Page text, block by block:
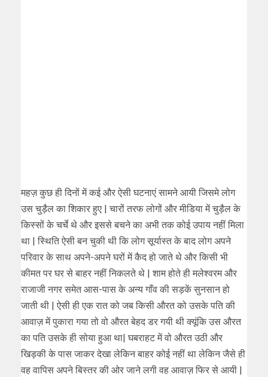
महज़ कुछ ही दिनों में कई और ऐसी घटनाएं सामने आयी जिसमे लोग
उस चुड़ैल का शिकार हुए | चारों तरफ लोगों और मीडिया में चुड़ैल के
किस्सों के चर्चे थे और इससे बचने का अभी तक कोई उपाय नहीं मिला
था | स्थिति ऐसी बन चुकी थी कि लोग सूर्यास्त के बाद लोग अपने
परिवार के साथ अपने-अपने घरों में कैद हो जाते थे और किसी भी
कीमत पर घर से बाहर नहीं निकलते थे | शाम होते ही मलेश्वरम और
राजाजी नगर समेत आस-पास के अन्य गाँव की सड़कें सुनसान हो
जाती थी | ऐसी ही एक रात को जब किसी औरत को उसके पति की
आवाज़ में पुकारा गया तो वो औरत बेहद डर गयी थी क्यूंकि उस औरत
का पति उसके ही सोया हुआ था| घबराहट में वो औरत उठी और
खिड़की के पास जाकर देखा लेकिन बाहर कोई नहीं था लेकिन जैसे ही
वह वापिस अपने बिस्तर की ओर जाने लगी वह आवाज़ फिर से आयी |